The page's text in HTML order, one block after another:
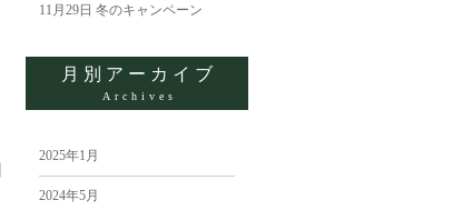
11月29日 冬のキャンペーン
月別アーカイブ
Archives
2025年1月
2024年5月